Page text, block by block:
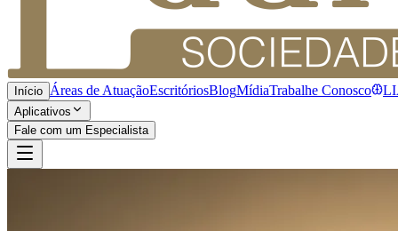
Início Áreas de AtuaçãoEscritóriosBlogMídiaTrabalhe Conosco
Aplicativos
Fale com um Especialista